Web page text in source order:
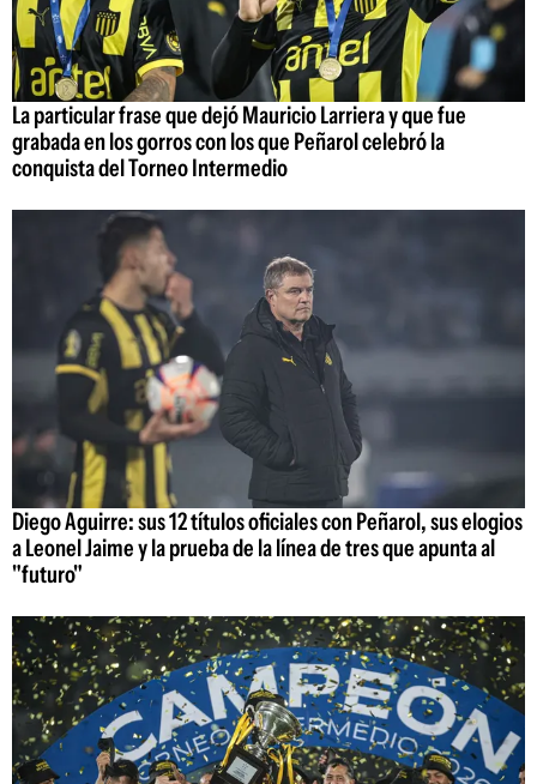
La particular frase que dejó Mauricio Larriera y que fue
grabada en los gorros con los que Peñarol celebró la
conquista del Torneo Intermedio
Diego Aguirre: sus 12 títulos oficiales con Peñarol, sus elogios
a Leonel Jaime y la prueba de la línea de tres que apunta al
"futuro"